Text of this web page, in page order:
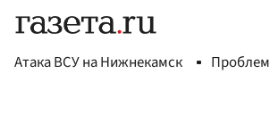
Атака ВСУ на Нижнекамск